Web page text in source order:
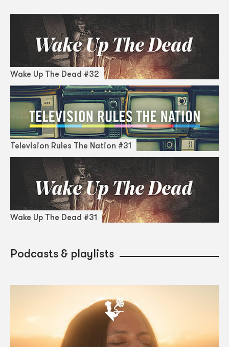
Wake Up The Dead #32
Television Rules The Nation #31
Wake Up The Dead #31
Podcasts & playlists